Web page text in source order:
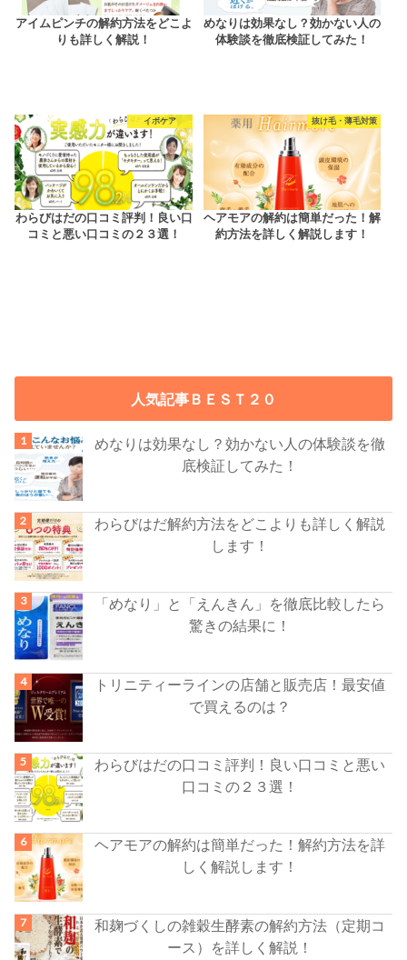
アイムピンチの解約方法をどこよ
りも詳しく解説！
めなりは効果なし？効かない人の
体験談を徹底検証してみた！
イボケア
わらびはだの口コミ評判！良い口
コミと悪い口コミの２３選！
抜け毛・薄毛対策
ヘアモアの解約は簡単だった！解
約方法を詳しく解説します！
人気記事ＢＥＳＴ２０
めなりは効果なし？効かない人の体験談を徹
底検証してみた！
わらびはだ解約方法をどこよりも詳しく解説
します！
「めなり」と「えんきん」を徹底比較したら
驚きの結果に！
トリニティーラインの店舗と販売店！最安値
で買えるのは？
わらびはだの口コミ評判！良い口コミと悪い
口コミの２３選！
ヘアモアの解約は簡単だった！解約方法を詳
しく解説します！
和麹づくしの雑穀生酵素の解約方法（定期コ
ース）を詳しく解説！